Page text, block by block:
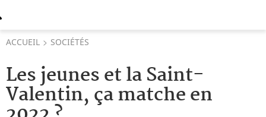
ACCUEIL SOCIÉTÉS
Les jeunes et la Saint-
Valentin, ça matche en